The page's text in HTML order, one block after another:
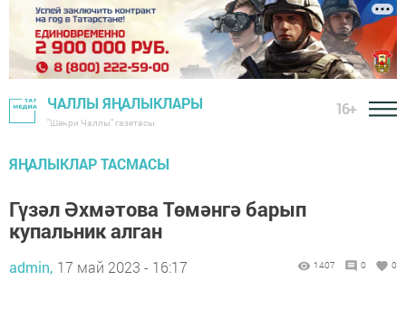
ЧАЛЛЫ ЯҢАЛЫКЛАРЫ
"Шәһри Чаллы" газетасы
16+
ЯҢАЛЫКЛАР ТАСМАСЫ
Гүзәл Әхмәтова Төмәнгә барып
купальник алган
admin, 17 май 2023 - 16:17 1407 0 0